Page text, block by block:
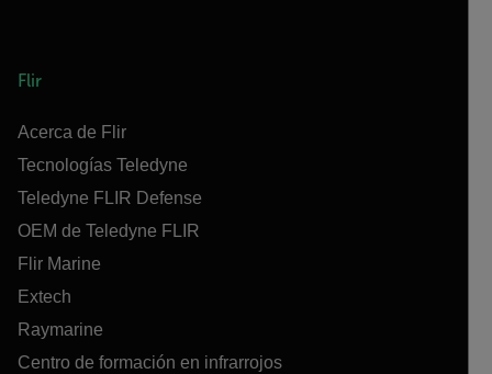
Flir
Acerca de Flir
Tecnologías Teledyne
Teledyne FLIR Defense
OEM de Teledyne FLIR
Flir Marine
Extech
Raymarine
Centro de formación en infrarrojos